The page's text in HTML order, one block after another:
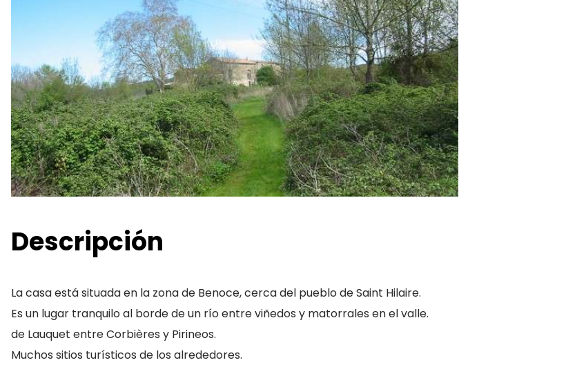
Descripción
La casa está situada en la zona de Benoce, cerca del pueblo de Saint Hilaire.
Es un lugar tranquilo al borde de un río entre viñedos y matorrales en el valle.
de Lauquet entre Corbières y Pirineos.
Muchos sitios turísticos de los alrededores.